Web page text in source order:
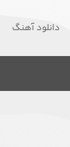
دانلود آهنگ